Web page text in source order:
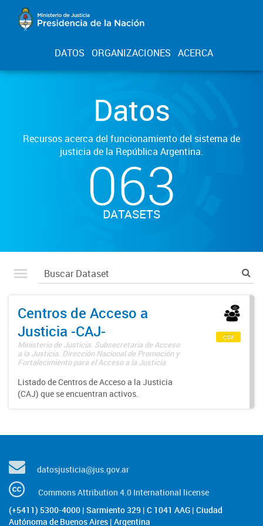
DATOS ORGANIZACIONES ACERCA
Datos
Recursos acerca del funcionamiento del sistema de
justicia de la República Argentina.
063
DATASETS
Centros de Acceso a
Justicia -CAJ-
Ministerio de Justicia. Subsecretaría de Acceso
a la Justicia. Dirección Nacional de Promoción y
Fortalecimiento para el Acceso a la Justicia
Listado de Centros de Acceso a la Justicia
(CAJ) que se encuentran activos.
csv
datosjusticia@jus.gov.ar
Commons Attribution 4.0 International license
(+5411) 5300-4000 | Sarmiento 329 | C 1041 AAG | Ciudad
Autónoma de Buenos Aires | Argentina